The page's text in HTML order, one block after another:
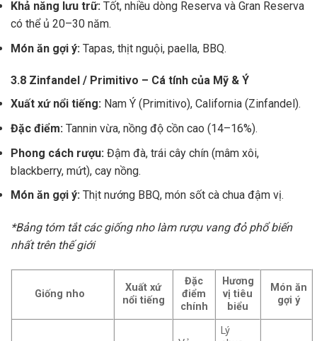
Khả năng lưu trữ: Tốt, nhiều dòng Reserva và Gran Reserva
có thể ủ 20–30 năm.
Món ăn gợi ý: Tapas, thịt nguội, paella, BBQ.
3.8 Zinfandel / Primitivo – Cá tính của Mỹ & Ý
Xuất xứ nổi tiếng: Nam Ý (Primitivo), California (Zinfandel).
Đặc điểm: Tannin vừa, nồng độ cồn cao (14–16%).
Phong cách rượu: Đậm đà, trái cây chín (mâm xôi,
blackberry, mứt), cay nồng.
Món ăn gợi ý: Thịt nướng BBQ, món sốt cà chua đậm vị.
*Bảng tóm tắt các giống nho làm rượu vang đỏ phổ biến
nhất trên thế giới
Giống nho
Xuất xứ
nổi tiếng
Đặc
điểm
chính
Hương
vị tiêu
biểu
Món ăn
gợi ý
Lý